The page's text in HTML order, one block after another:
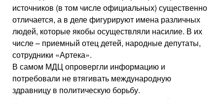
источников (в том числе официальных) существенно
отличается, а в деле фигурируют имена различных
людей, которые якобы осуществляли насилие. В их
числе – приемный отец детей, народные депутаты,
сотрудники «Артека».
В самом МДЦ опровергли информацию и
потребовали не втягивать международную
здравницу в политическую борьбу.